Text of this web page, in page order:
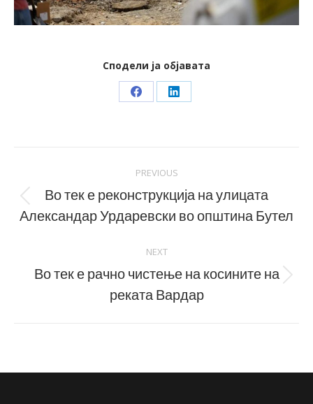
Сподели ја објавата
Share Share
navigation
PREVIOUS
Previous
post:
Во тек е реконструкција на улицата
Александар Урдаревски во општина Бутел
NEXT
Next
post:
Во тек е рачно чистење на косините на
реката Вардар